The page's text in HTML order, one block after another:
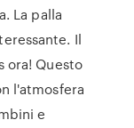
La palla
Il
ora! Questo
l'atmosfera
e